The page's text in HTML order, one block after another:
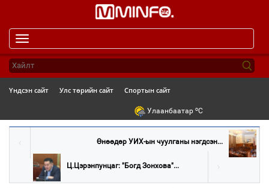
navigation
Үндсэн сайт Улс төрийн сайт Спортын сайт
Улаанбаатар oC
Өнөөдөр УИХ-ын чуулганы нэгдсэн...
Ц.Цэрэнпунцаг: "Богд Зонхова"...